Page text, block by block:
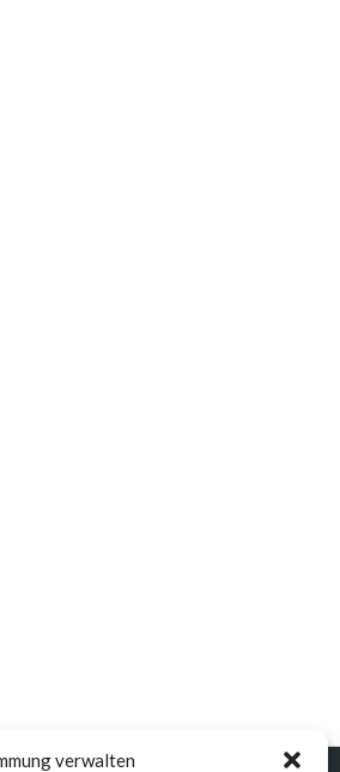
verwalten